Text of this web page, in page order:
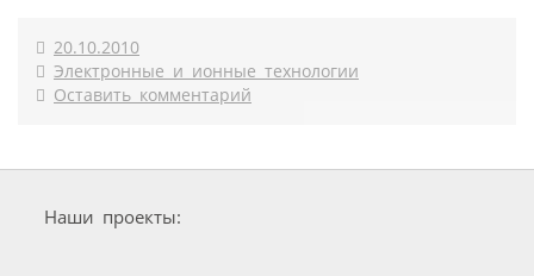
20.10.2010
Электронные и ионные технологии
Оставить комментарий
Наши проекты: